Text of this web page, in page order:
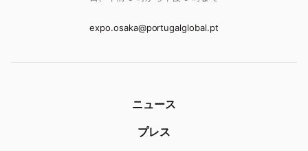
expo.osaka@portugalglobal.pt
ニュース
プレス